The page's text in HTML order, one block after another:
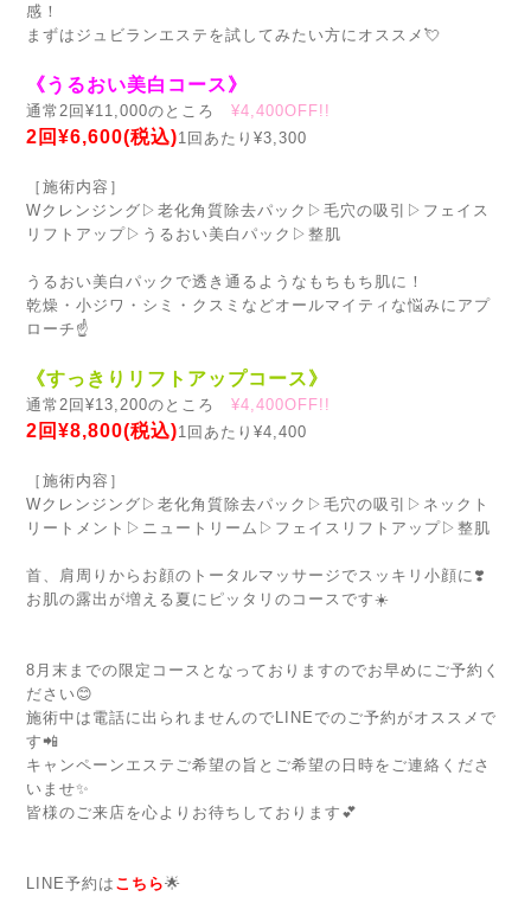
感！
まずはジュビランエステを試してみたい方にオススメ💘
《うるおい美白コース》
通常2回¥11,000のところ ¥4,400OFF!!
2回¥6,600(税込)1回あたり¥3,300
［施術内容］
Wクレンジング▷老化角質除去パック▷毛穴の吸引▷フェイス
リフトアップ▷うるおい美白パック▷整肌
うるおい美白パックで透き通るようなもちもち肌に！
乾燥・小ジワ・シミ・クスミなどオールマイティな悩みにアプ
ローチ☝️
《すっきりリフトアップコース》
通常2回¥13,200のところ ¥4,400OFF!!
2回¥8,800(税込)1回あたり¥4,400
［施術内容］
Wクレンジング▷老化角質除去パック▷毛穴の吸引▷ネックト
リートメント▷ニュートリーム▷フェイスリフトアップ▷整肌
首、肩周りからお顔のトータルマッサージでスッキリ小顔に❣️
お肌の露出が増える夏にピッタリのコースです☀️
8月末までの限定コースとなっておりますのでお早めにご予約く
ださい😊
施術中は電話に出られませんのでLINEでのご予約がオススメで
す📲
キャンペーンエステご希望の旨とご希望の日時をご連絡くださ
いませ✨
皆様のご来店を心よりお待ちしております💕
LINE予約は こちら🌟